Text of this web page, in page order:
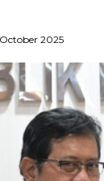
2025